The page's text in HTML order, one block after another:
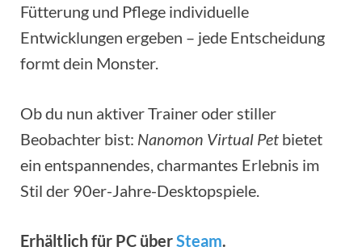
Fütterung und Pflege individuelle
Entwicklungen ergeben – jede Entscheidung
formt dein Monster.
Ob du nun aktiver Trainer oder stiller
Beobachter bist: Nanomon Virtual Pet bietet
ein entspannendes, charmantes Erlebnis im
Stil der 90er-Jahre-Desktopspiele.
Erhältlich für PC überSteam.